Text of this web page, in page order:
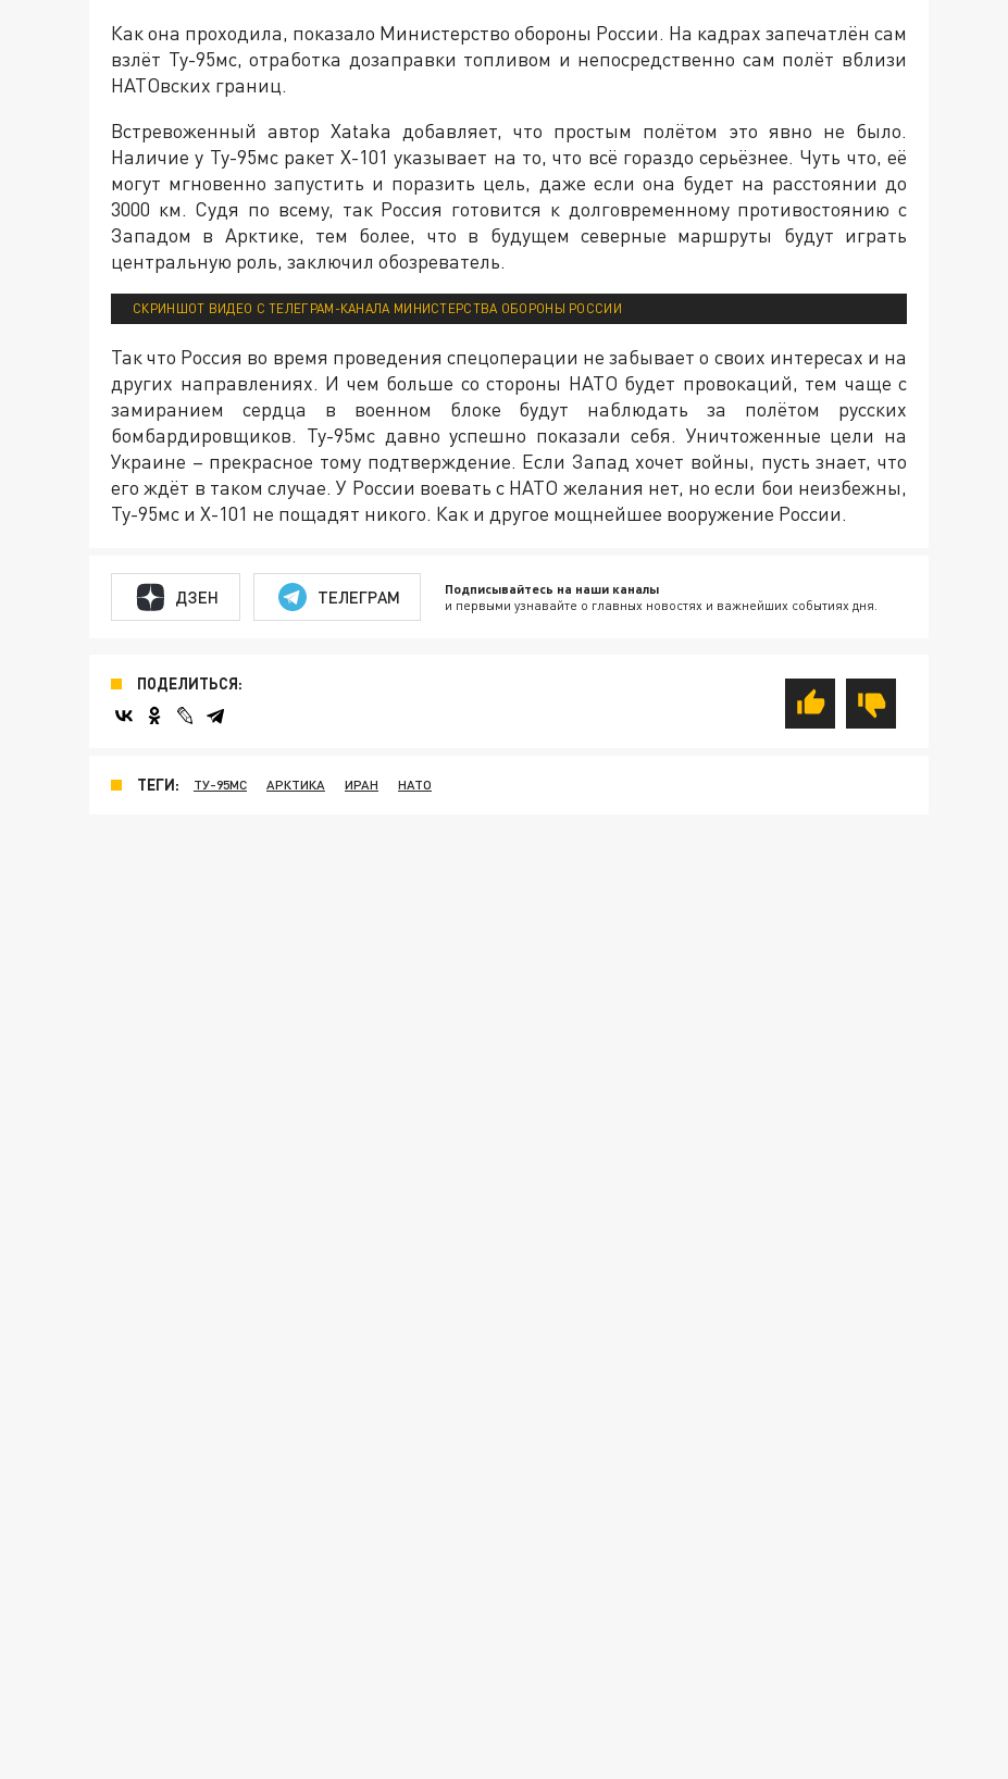
Как она проходила, показало Министерство обороны России. На кадрах запечатлён сам
взлёт Ту-95мс, отработка дозаправки топливом и непосредственно сам полёт вблизи
НАТОвских границ.
Встревоженный автор Xataka добавляет, что простым полётом это явно не было.
Наличие у Ту-95мс ракет Х-101 указывает на то, что всё гораздо серьёзнее. Чуть что, её
могут мгновенно запустить и поразить цель, даже если она будет на расстоянии до
3000 км. Судя по всему, так Россия готовится к долговременному противостоянию с
Западом в Арктике, тем более, что в будущем северные маршруты будут играть
центральную роль, заключил обозреватель.
СКРИНШОТ ВИДЕО С ТЕЛЕГРАМ-КАНАЛА МИНИСТЕРСТВА ОБОРОНЫ РОССИИ
Так что Россия во время проведения спецоперации не забывает о своих интересах и на
других направлениях. И чем больше со стороны НАТО будет провокаций, тем чаще с
замиранием сердца в военном блоке будут наблюдать за полётом русских
бомбардировщиков. Ту-95мс давно успешно показали себя. Уничтоженные цели на
Украине – прекрасное тому подтверждение. Если Запад хочет войны, пусть знает, что
его ждёт в таком случае. У России воевать с НАТО желания нет, но если бои неизбежны,
Ту-95мс и Х-101 не пощадят никого. Как и другое мощнейшее вооружение России.
ДЗЕН ТЕЛЕГРАМ Подписывайтесь на наши каналы
и первыми узнавайте о главных новостях и важнейших событиях дня.
ПОДЕЛИТЬСЯ:
ТЕГИ: ТУ-95МС АРКТИКА ИРАН НАТО